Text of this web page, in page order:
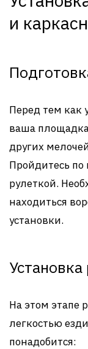
и
Перед тем как
ваша площадка
других
Пройдитесь
рулеткой.
находиться
установки.
На этом этапе
легкостью
понадобится: